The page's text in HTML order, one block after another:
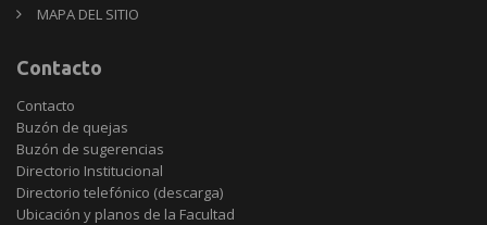
MAPA DEL SITIO
Contacto
Contacto
Buzón de quejas
Buzón de sugerencias
Directorio Institucional
Directorio telefónico (descarga)
Ubicación y planos de la Facultad